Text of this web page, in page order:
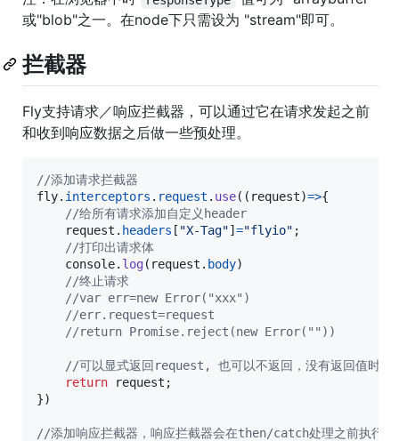
或"blob"之一。在node下只需设为 "stream"即可。
拦截器
Fly支持请求／响应拦截器，可以通过它在请求发起之前
和收到响应数据之后做一些预处理。
//添加请求拦截器
fly. interceptors . request . use( ( request)=>{
//给所有请求添加自定义header
request . headers [ "X-Tag"]="flyio" ;
//打印出请求体
console. log( request . body)
//终止请求
//var err=new Error("xxx")
//err.request=request
//return Promise.reject(new Error(""))
//可以显式返回request, 也可以不返回，没有返回值时拦
return
request ;
})
//添加响应拦截器，响应拦截器会在then/catch处理之前执行